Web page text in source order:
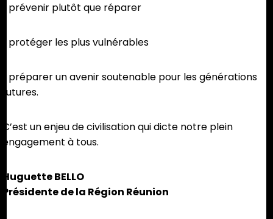
• prévenir plutôt que réparer
• protéger les plus vulnérables
• préparer un avenir soutenable pour les générations
futures.
C’est un enjeu de civilisation qui dicte notre plein
engagement à tous.
Huguette BELLO
Présidente de la Région Réunion